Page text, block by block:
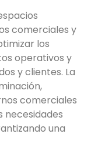
comerciales y
los
operativos y
y clientes. La
comerciales
necesidades
una